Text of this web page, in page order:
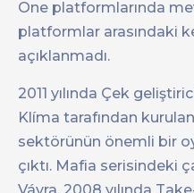
One platformlarında
platformlar arasındaki
açıklanmadı.
2011 yılında Çek
Klíma tarafından
sektörünün önemli bir
çıktı. Mafia serisindeki